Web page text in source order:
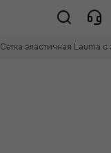
Сетка эластичная Lauma